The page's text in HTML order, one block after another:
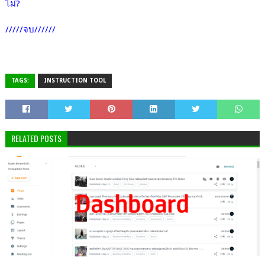
ไม่?
/////จบ//////
TAGS: INSTRUCTION TOOL
RELATED POSTS